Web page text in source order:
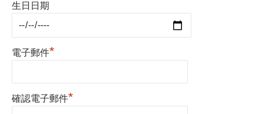
生日日期
電子郵件*
確認電子郵件*